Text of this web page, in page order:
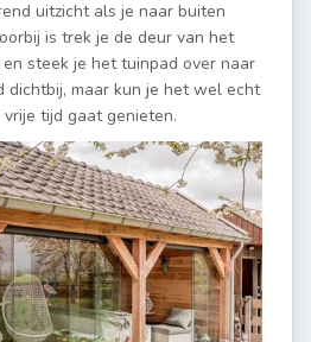
uitzicht als je naar buiten
is trek je de deur van het
steek je het tuinpad over naar
dichtbij, maar kun je het wel echt
tijd gaat genieten.